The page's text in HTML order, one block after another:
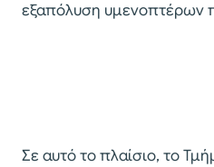
εξαπόλυση υμενοπτέρων
Σε αυτό το πλαίσιο, το